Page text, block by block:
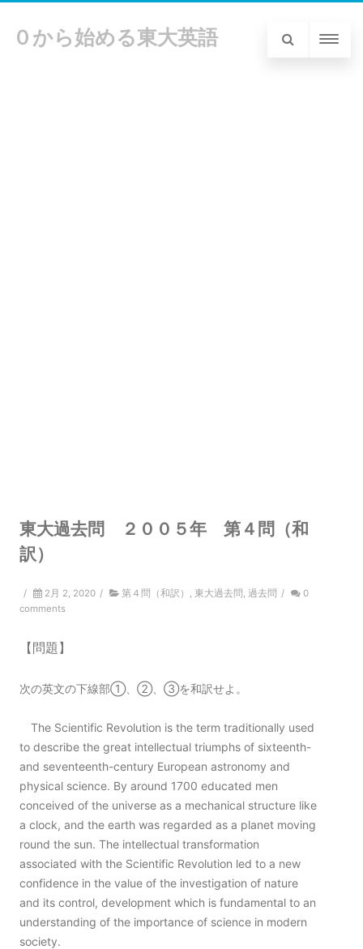
０から始める東大英語
東大過去問 ２００５年 第４問（和
訳）
/ 2月 2, 2020 / 第４問（和訳） , 東大過去問 , 過去問 /
0
comments
【問題】
次の英文の下線部①、②、③を和訳せよ。
The Scientific Revolution is the term traditionally used
to describe the great intellectual triumphs of sixteenth-
and seventeenth-century European astronomy and
physical science. By around 1700 educated men
conceived of the universe as a mechanical structure like
a clock, and the earth was regarded as a planet moving
round the sun. The intellectual transformation
associated with the Scientific Revolution led to a new
confidence in the value of the investigation of nature
and its control, development which is fundamental to an
understanding of the importance of science in modern
society.